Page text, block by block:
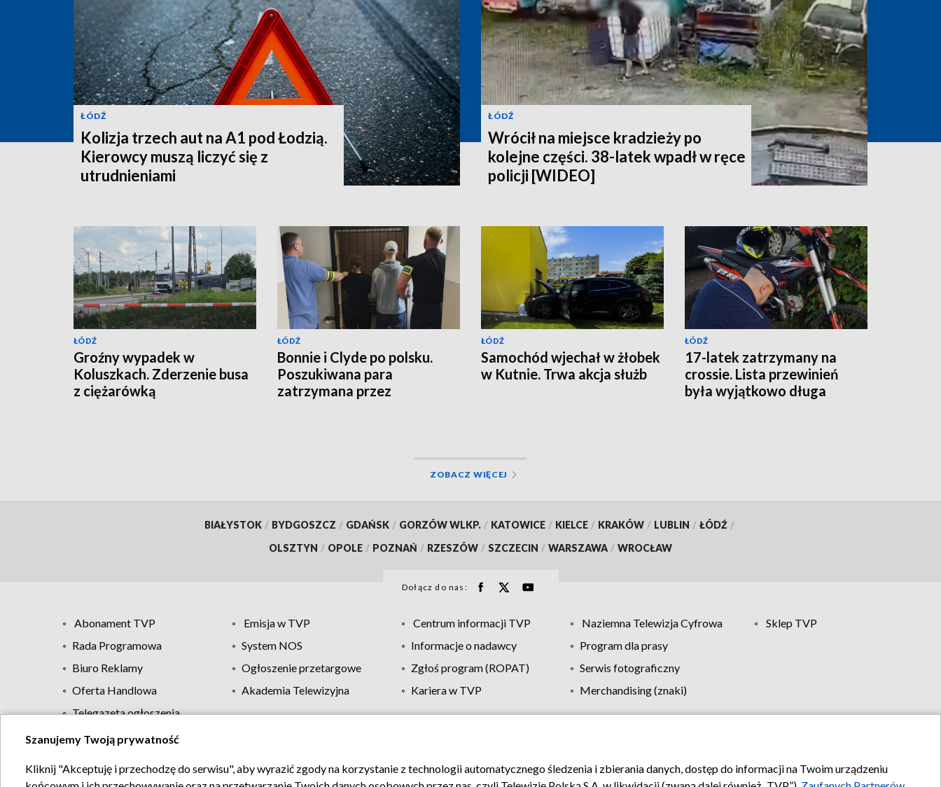
ŁÓDŹ
Kolizja trzech aut na A1 pod Łodzią.
Kierowcy muszą liczyć się z
utrudnieniami
ŁÓDŹ
Wrócił na miejsce kradzieży po
kolejne części. 38-latek wpadł w ręce
policji [WIDEO]
ŁÓDŹ
Groźny wypadek w
Koluszkach. Zderzenie busa
z ciężarówką
ŁÓDŹ
Bonnie i Clyde po polsku.
Poszukiwana para
zatrzymana przez
ŁÓDŹ
Samochód wjechał w żłobek
w Kutnie. Trwa akcja służb
ŁÓDŹ
17-latek zatrzymany na
crossie. Lista przewinień
była wyjątkowo długa
ZOBACZ WIĘCEJ
BIAŁYSTOK / BYDGOSZCZ / GDAŃSK / GORZÓW WLKP. / KATOWICE / KIELCE / KRAKÓW / LUBLIN / ŁÓDŹ /
OLSZTYN / OPOLE / POZNAŃ / RZESZÓW / SZCZECIN / WARSZAWA / WROCŁAW
Dołącz do nas:
Abonament TVP Emisja w TVP Centrum informacji TVP Naziemna Telewizja Cyfrowa
Sklep TVP
Rada Programowa
System NOS Informacje o nadawcy
Program dla prasy
Biuro Reklamy
Ogłoszenie przetargowe Zgłoś program (ROPAT)
Serwis fotograficzny
Oferta Handlowa
Akademia Telewizyjna Kariera w TVP
Merchandising (znaki)
Telegazeta ogłoszenia
Regulamin TVP Polityka prywatności Moje zgody Pomoc Biuro reklamy Kontakt
Szanujemy Twoją prywatność
Kliknij "Akceptuję i przechodzę do serwisu", aby wyrazić zgody na korzystanie z technologii automatycznego śledzenia i zbierania danych, dostęp do informacji na Twoim urządzeniu